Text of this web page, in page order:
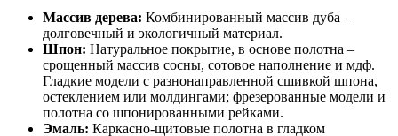
Массив дерева: Комбинированный массив дуба –
долговечный и экологичный материал.
Шпон: Натуральное покрытие, в основе полотна –
срощенный массив сосны, сотовое наполнение и мдф.
Гладкие модели с разнонаправленной сшивкой шпона,
остеклением или молдингами; фрезерованные модели и
полотна со шпонированными рейками.
Эмаль: Каркасно-щитовые полотна в гладком